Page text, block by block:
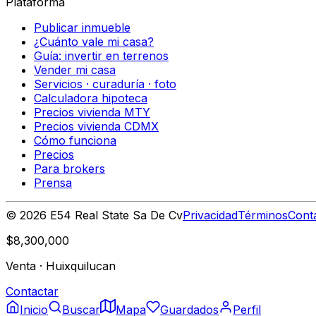
Publicar inmueble
¿Cuánto vale mi casa?
Guía: invertir en terrenos
Vender mi casa
Servicios · curaduría · foto
Calculadora hipoteca
Precios vivienda MTY
Precios vivienda CDMX
Cómo funciona
Precios
Para brokers
Prensa
© 2026 E54 Real State Sa De CvPrivacidadTérminos
$8,300,000
Venta · Huixquilucan
Contactar
Inicio
Buscar Mapa Guardados Perfil